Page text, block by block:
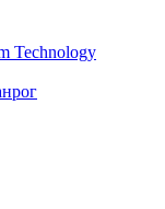
Technology